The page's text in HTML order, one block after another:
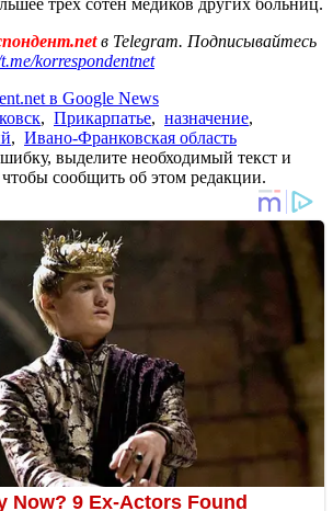
в Telegram. Подписывайтесь
korrespondentnet
в Google News
, Прикарпатье, назначение,
, Ивано-Франковская область
выделите необходимый текст и
сообщить об этом редакции.